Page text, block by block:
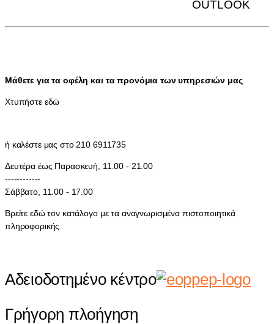
OUTLOOK
Μάθετε για τα οφέλη και τα προνόμια των υπηρεσιών μας
Χτυπήστε εδώ
ή καλέστε μας στο 210 6911735
Δευτέρα έως Παρασκευή, 11.00 - 21.00
------------
Σάββατο, 11.00 - 17.00
Βρείτε εδώ τον κατάλογο με τα αναγνωρισμένα πιστοποιητικά
πληροφορικής
Αδειοδοτημένο κέντρο
Γρήγορη πλοήγηση